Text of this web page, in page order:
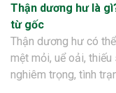
Thận dương hư là
từ gốc
Thận dương hư có
mệt mỏi, uể oải,
nghiêm trọng, tình